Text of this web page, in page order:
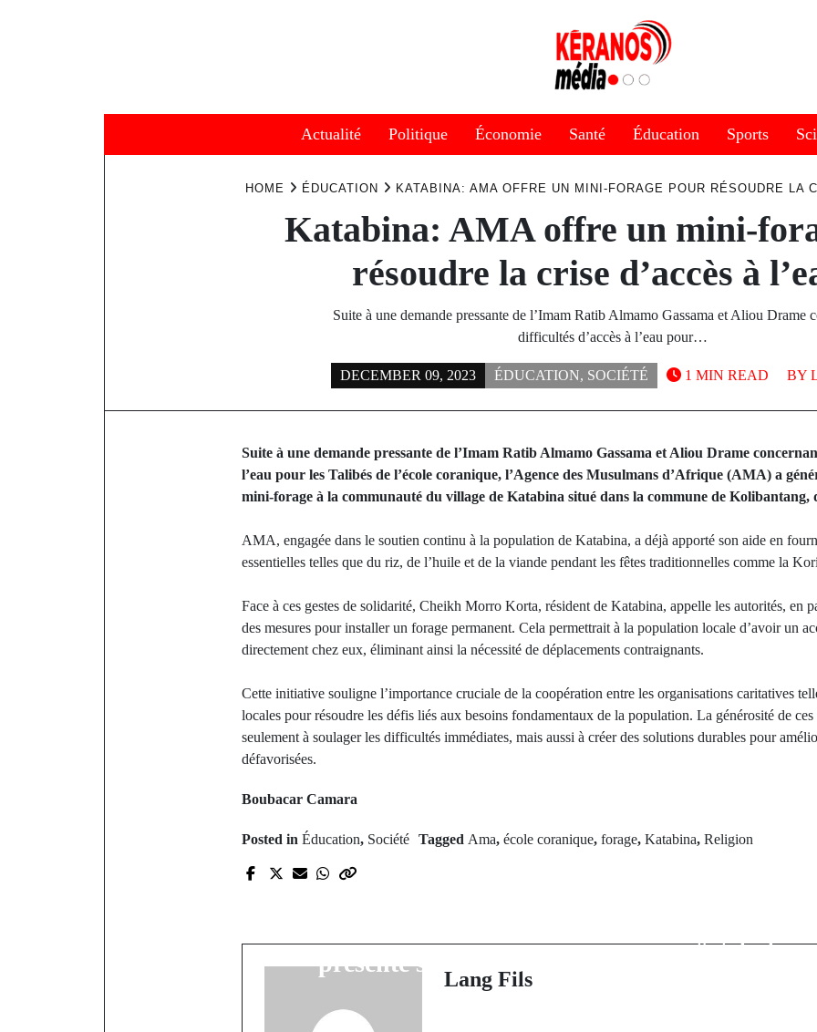
Actualité Politique Économie Santé Éducation Sports
HOME ÉDUCATION KATABINA: AMA OFFRE UN MINI-FORAGE POUR RÉSOUDRE LA
Katabina: AMA offre un mini-
résoudre la crise d’accès à
Suite à une demande pressante de l’Imam Ratib Almamo Gassama et Aliou Drame
difficultés d’accès à l’eau pour…
DECEMBER 09, 2023 ÉDUCATION, SOCIÉTÉ BY
1 MIN READ
Suite à une demande pressante de l’Imam Ratib Almamo Gassama et Aliou Drame
l’eau pour les Talibés de l’école coranique, l’Agence des Musulmans d’Afrique (AMA) a
mini-forage à la communauté du village de Katabina situé dans la commune de Kolibantang,
AMA, engagée dans le soutien continu à la population de Katabina, a déjà apporté son aide en
essentielles telles que du riz, de l’huile et de la viande pendant les fêtes traditionnelles comme la
Face à ces gestes de solidarité, Cheikh Morro Korta, résident de Katabina, appelle les autorités, en
des mesures pour installer un forage permanent. Cela permettrait à la population locale d’avoir un
directement chez eux, éliminant ainsi la nécessité de déplacements contraignants.
Cette initiative souligne l’importance cruciale de la coopération entre les organisations caritatives
locales pour résoudre les défis liés aux besoins fondamentaux de la population. La générosité de
seulement à soulager les difficultés immédiates, mais aussi à créer des solutions durables pour
défavorisées.
Boubacar Camara
Posted in Éducation, Société Tagged Ama, école coranique, forage, Katabina, Religion
présente ses excuses
"c'était un
Lang Fils